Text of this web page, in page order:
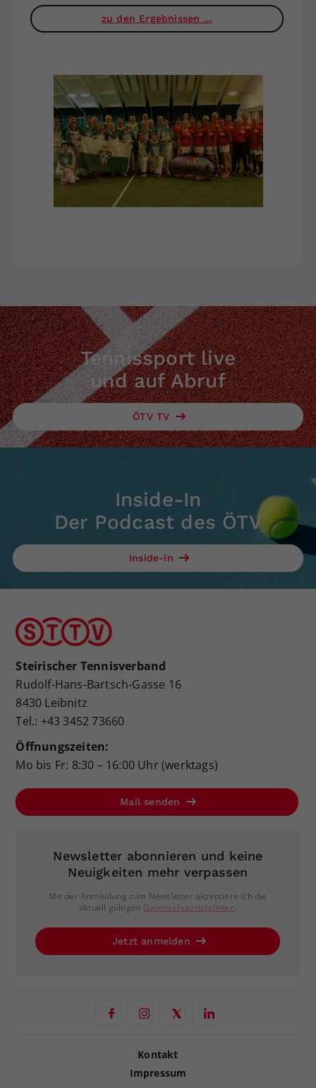
zu den Ergebnissen ...
Tennissport live
und auf Abruf
ÖTV TV
Inside-In
Der Podcast des ÖTV
Inside-In
Steirischer Tennisverband
Rudolf-Hans-Bartsch-Gasse 16
8430 Leibnitz
Tel.: +43 3452 73660
Öffnungszeiten:
Mo bis Fr: 8:30 – 16:00 Uhr (werktags)
Mail senden
Newsletter abonnieren und keine
Neuigkeiten mehr verpassen
Mit der Anmeldung zum Newsletter akzeptiere ich die
aktuell gültigen Datenschutzrichtlinien.
Jetzt anmelden
Kontakt
Impressum